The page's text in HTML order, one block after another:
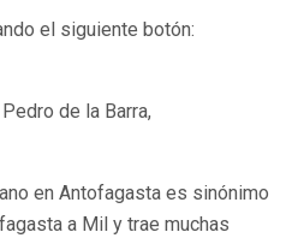
el siguiente botón:
de la Barra,
en Antofagasta es sinónimo
a Mil y trae muchas